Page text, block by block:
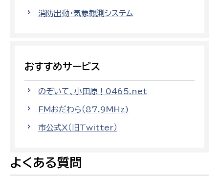
消防出動・気象観測システム
おすすめサービス
のぞいて、小田原！0465.net
FMおだわら（87.9MHz)
市公式X（旧Twitter）
よくある質問